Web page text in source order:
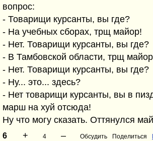
вопрос:
- Товарищи курсанты, вы где?
- На учебных сборах, трщ майор!
- Нет. Товарищи курсанты, вы где?
- В Тамбовской области, трщ
- Нет. Товарищи курсанты, вы где?
- Ну... это... здесь?
- Нет товарищи курсанты, вы в
марш на хуй отсюда!
Ну что могу сказать. Оттянулся
6 + 4 – Обсудить Поделиться